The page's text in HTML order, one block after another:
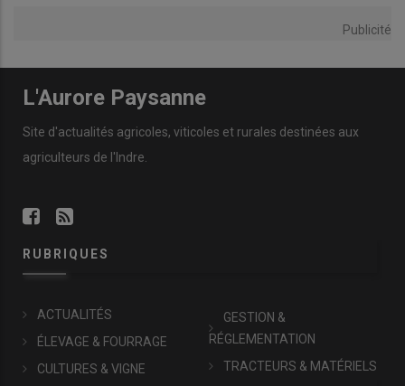
Publicité
L'Aurore Paysanne
Site d'actualités agricoles, viticoles et rurales destinées aux
agriculteurs de l'Indre.
RUBRIQUES
ACTUALITÉS
ÉLEVAGE & FOURRAGE
CULTURES & VIGNE
GESTION &
RÉGLEMENTATION
TRACTEURS & MATÉRIELS